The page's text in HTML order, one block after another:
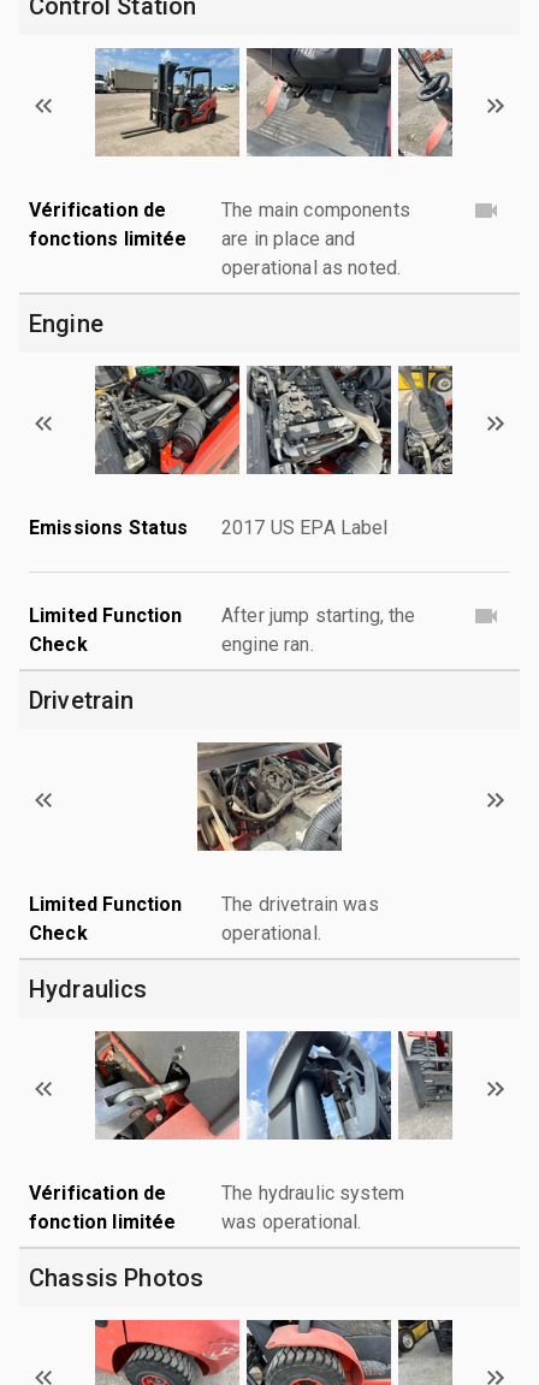
Vérification de
fonctions limitée
The main components
are in place and
operational as noted.
Engine
Emissions Status 2017 US EPA Label
Limited Function
Check
After jump starting, the
engine ran.
Drivetrain
Limited Function
Check
The drivetrain was
operational.
Hydraulics
Vérification de
fonction limitée
The hydraulic system
was operational.
Chassis Photos